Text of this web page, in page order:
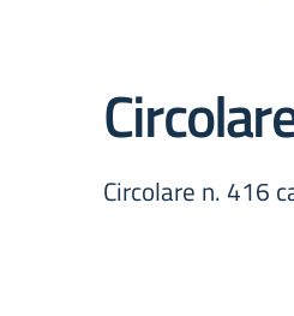
Circolare n. 416